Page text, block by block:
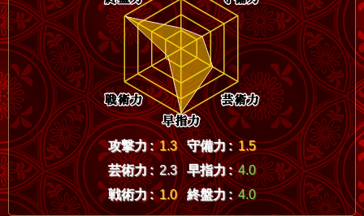
攻撃力 : 1.3 守備力 : 1.5
芸術力 : 2.3 早指力 : 4.0
戦術力 : 1.0 終盤力 : 4.0